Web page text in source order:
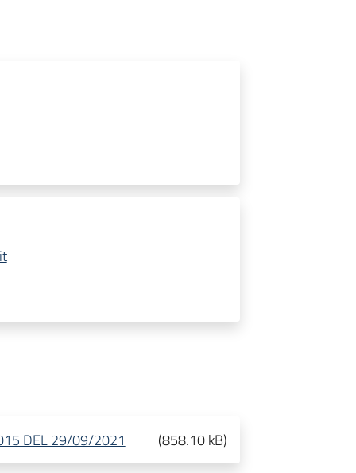
DEL 29/09/2021 (858.10 kB)